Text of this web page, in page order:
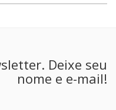
Deixe seu
nome e e-mail!